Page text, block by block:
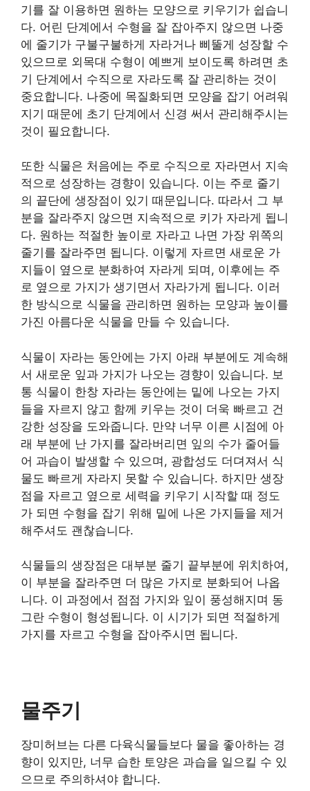
기를 잘 이용하면 원하는 모양으로 키우기가 쉽습니
다. 어린 단계에서 수형을 잘 잡아주지 않으면 나중
에 줄기가 구불구불하게 자라거나 삐뚤게 성장할 수
있으므로 외목대 수형이 예쁘게 보이도록 하려면 초
기 단계에서 수직으로 자라도록 잘 관리하는 것이
중요합니다. 나중에 목질화되면 모양을 잡기 어려워
지기 때문에 초기 단계에서 신경 써서 관리해주시는
것이 필요합니다.
또한 식물은 처음에는 주로 수직으로 자라면서 지속
적으로 성장하는 경향이 있습니다. 이는 주로 줄기
의 끝단에 생장점이 있기 때문입니다. 따라서 그 부
분을 잘라주지 않으면 지속적으로 키가 자라게 됩니
다. 원하는 적절한 높이로 자라고 나면 가장 위쪽의
줄기를 잘라주면 됩니다. 이렇게 자르면 새로운 가
지들이 옆으로 분화하여 자라게 되며, 이후에는 주
로 옆으로 가지가 생기면서 자라가게 됩니다. 이러
한 방식으로 식물을 관리하면 원하는 모양과 높이를
가진 아름다운 식물을 만들 수 있습니다.
식물이 자라는 동안에는 가지 아래 부분에도 계속해
서 새로운 잎과 가지가 나오는 경향이 있습니다. 보
통 식물이 한창 자라는 동안에는 밑에 나오는 가지
들을 자르지 않고 함께 키우는 것이 더욱 빠르고 건
강한 성장을 도와줍니다. 만약 너무 이른 시점에 아
래 부분에 난 가지를 잘라버리면 잎의 수가 줄어들
어 과습이 발생할 수 있으며, 광합성도 더뎌져서 식
물도 빠르게 자라지 못할 수 있습니다. 하지만 생장
점을 자르고 옆으로 세력을 키우기 시작할 때 정도
가 되면 수형을 잡기 위해 밑에 나온 가지들을 제거
해주셔도 괜찮습니다.
식물들의 생장점은 대부분 줄기 끝부분에 위치하여,
이 부분을 잘라주면 더 많은 가지로 분화되어 나옵
니다. 이 과정에서 점점 가지와 잎이 풍성해지며 동
그란 수형이 형성됩니다. 이 시기가 되면 적절하게
가지를 자르고 수형을 잡아주시면 됩니다.
물주기
장미허브는 다른 다육식물들보다 물을 좋아하는 경
향이 있지만, 너무 습한 토양은 과습을 일으킬 수 있
으므로 주의하셔야 합니다.